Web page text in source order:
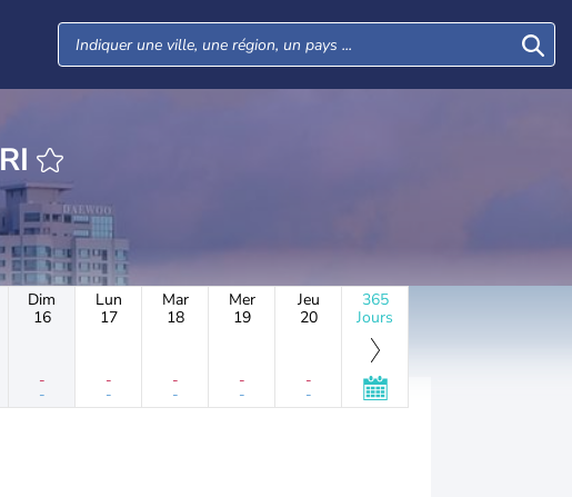
Dim
16
-
-
Lun
17
-
-
Mar
18
-
-
Mer
19
-
-
Jeu
20
-
-
365
Jours